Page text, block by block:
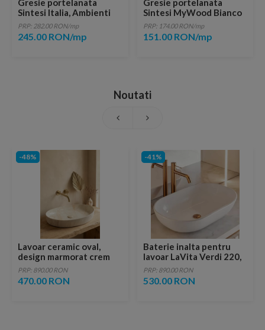
Gresie portelanata
Sintesi Italia, Ambienti
Grigio Rectificata
80,2x40 cm
PRP: 282.00 RON/mp
245.00 RON/mp
Gresie portelanata
Sintesi MyWood Bianco
80,2x20,2
PRP: 174.00 RON/mp
151.00 RON/mp
Noutati
-48%
Lavoar ceramic oval,
design marmorat crem
lucios cu vene aurii,
ventil inclus
PRP: 890.00 RON
470.00 RON
-41%
Baterie inalta pentru
lavoar LaVita Verdi 220,
fara ventil, brushed
copper
PRP: 890.00 RON
530.00 RON